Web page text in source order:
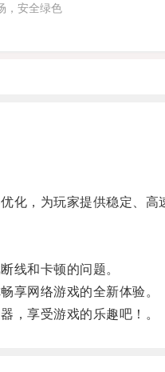
，安全绿色
，为玩家提供稳定、高
线和卡顿的问题。
网络游戏的全新体验。
享受游戏的乐趣吧！。